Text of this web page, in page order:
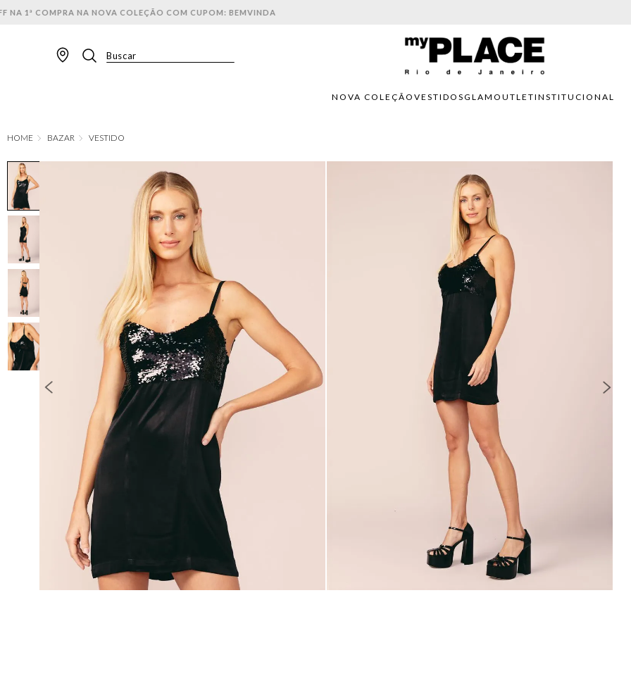
Buscar
VESTIDOS
SHORT
CALÇA JEANS
COLETE
NOVA COLEÇÃO VESTIDOSGLAM OUTLETINSTITUCIONAL
BAZAR VESTIDO